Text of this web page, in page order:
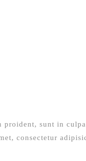
proident, sunt in
consectetur